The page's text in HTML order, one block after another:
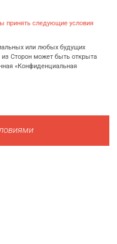
принять следующие условия
или любых будущих
Сторон может быть открыта
«Конфиденциальная